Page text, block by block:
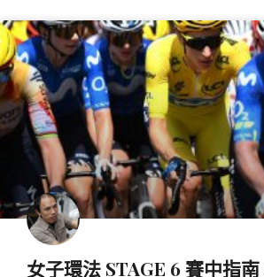
女子環法 STAGE 6 賽中指